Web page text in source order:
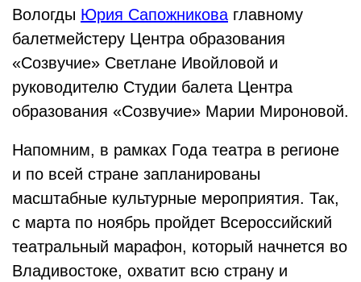
Вологды Юрия Сапожникова главному
балетмейстеру Центра образования
«Созвучие» Светлане Ивойловой и
руководителю Студии балета Центра
образования «Созвучие» Марии Мироновой.
Напомним, в рамках Года театра в регионе
и по всей стране запланированы
масштабные культурные мероприятия. Так,
с марта по ноябрь пройдет Всероссийский
театральный марафон, который начнется во
Владивостоке, охватит всю страну и